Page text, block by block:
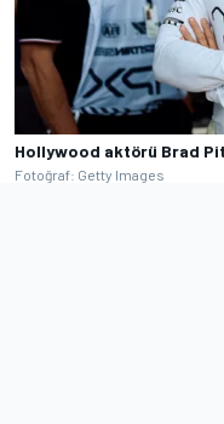
Hollywood aktörü Brad
Fotoğraf: Getty Images